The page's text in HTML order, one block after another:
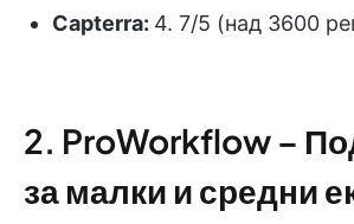
Capterra: 4. 7/5 (над 3600
2. ProWorkflow –
за малки и средни